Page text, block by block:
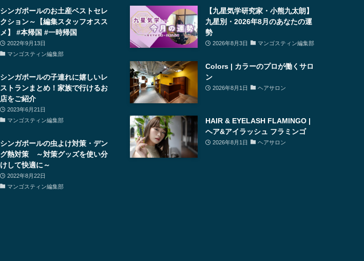
シンガポールのお土産ベストセレ
クション～【編集スタッフオスス
メ】 #本帰国 #一時帰国
2022年9月13日
マンゴスティン編集部
シンガポールの子連れに嬉しいレ
ストランまとめ！家族で行けるお
店をご紹介
2023年6月21日
マンゴスティン編集部
シンガポールの虫よけ対策・デン
グ熱対策 ～対策グッズを使い分
けして快適に～
2022年8月22日
マンゴスティン編集部
【九星気学研究家・小熊九太朗】
九星別・2026年8月のあなたの運
勢
2026年8月3日 マンゴスティン編集部
Colors | カラーのプロが働くサロ
ン
2026年8月1日 ヘアサロン
HAIR & EYELASH FLAMINGO |
ヘア&アイラッシュ フラミンゴ
2026年8月1日 ヘアサロン